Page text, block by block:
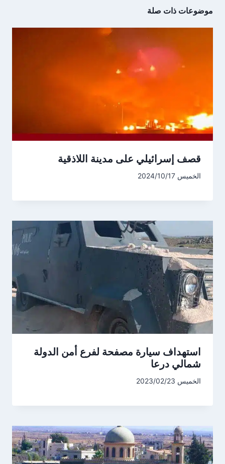
موضوعات ذات صلة
قصف إسرائيلي على مدينة اللاذقية
الخميس 2024/10/17
استهداف سيارة مصفحة لفرع أمن الدولة
شمالي درعا
الخميس 2023/02/23